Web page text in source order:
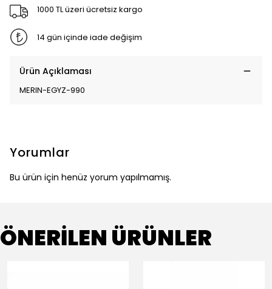
1000 TL üzeri ücretsiz kargo
14 gün içinde iade değişim
Ürün Açıklaması
MERIN-EGYZ-990
Yorumlar
Bu ürün için henüz yorum yapılmamış.
ÖNERİLEN ÜRÜNLER